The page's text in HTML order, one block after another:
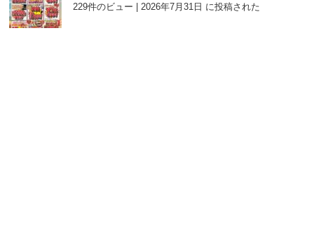
229件のビュー 2026年7月31日 に投稿された